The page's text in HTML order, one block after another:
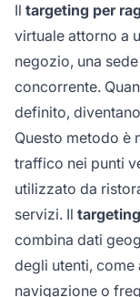
Il targeting per
virtuale attorno a
negozio, una
concorrente.
definito,
Questo metodo è
traffico nei punti
utilizzato da
servizi. Il
combina dati
degli utenti,
navigazione o